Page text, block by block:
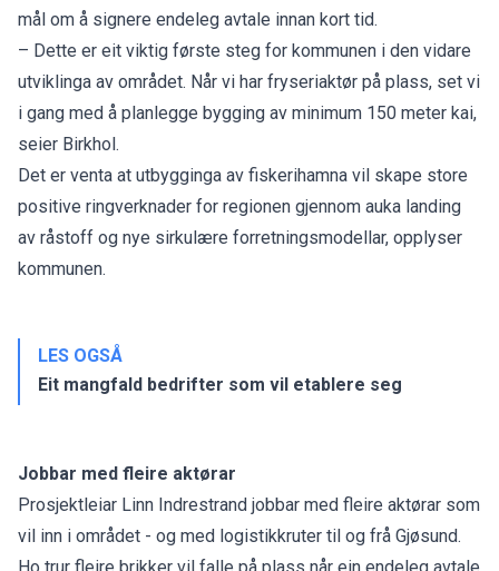
mål om å signere endeleg avtale innan kort tid.
– Dette er eit viktig første steg for kommunen i den vidare
utviklinga av området. Når vi har fryseriaktør på plass, set vi
i gang med å planlegge bygging av minimum 150 meter kai,
seier Birkhol.
Det er venta at utbygginga av fiskerihamna vil skape store
positive ringverknader for regionen gjennom auka landing
av råstoff og nye sirkulære forretningsmodellar, opplyser
kommunen.
LES OGSÅ
Eit mangfald bedrifter som vil etablere seg
Jobbar med fleire aktørar
Prosjektleiar Linn Indrestrand jobbar med fleire aktørar som
vil inn i området - og med logistikkruter til og frå Gjøsund.